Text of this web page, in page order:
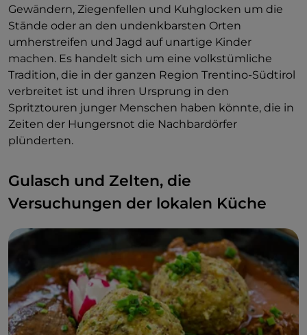
Gewändern, Ziegenfellen und Kuhglocken um die
Stände oder an den undenkbarsten Orten
umherstreifen und Jagd auf unartige Kinder
machen. Es handelt sich um eine volkstümliche
Tradition, die in der ganzen Region Trentino-Südtirol
verbreitet ist und ihren Ursprung in den
Spritztouren junger Menschen haben könnte, die in
Zeiten der Hungersnot die Nachbardörfer
plünderten.
Gulasch und Zelten, die
Versuchungen der lokalen Küche